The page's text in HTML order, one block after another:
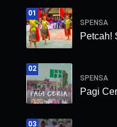
01
SPENSA
Petcah!
02
SPENSA
Pagi
03